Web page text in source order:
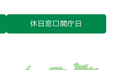
休日窓口開庁日